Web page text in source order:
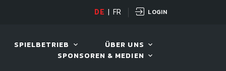
11. AUG. 2026, 19:30
DE FR LOGIN
SPIELBETRIEB
ÜBER UNS
SPONSOREN & MEDIEN